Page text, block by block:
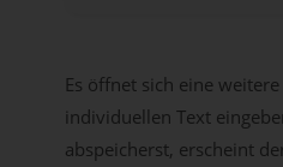
Es öffnet sich eine
individuellen Text
abspeicherst, erscheint